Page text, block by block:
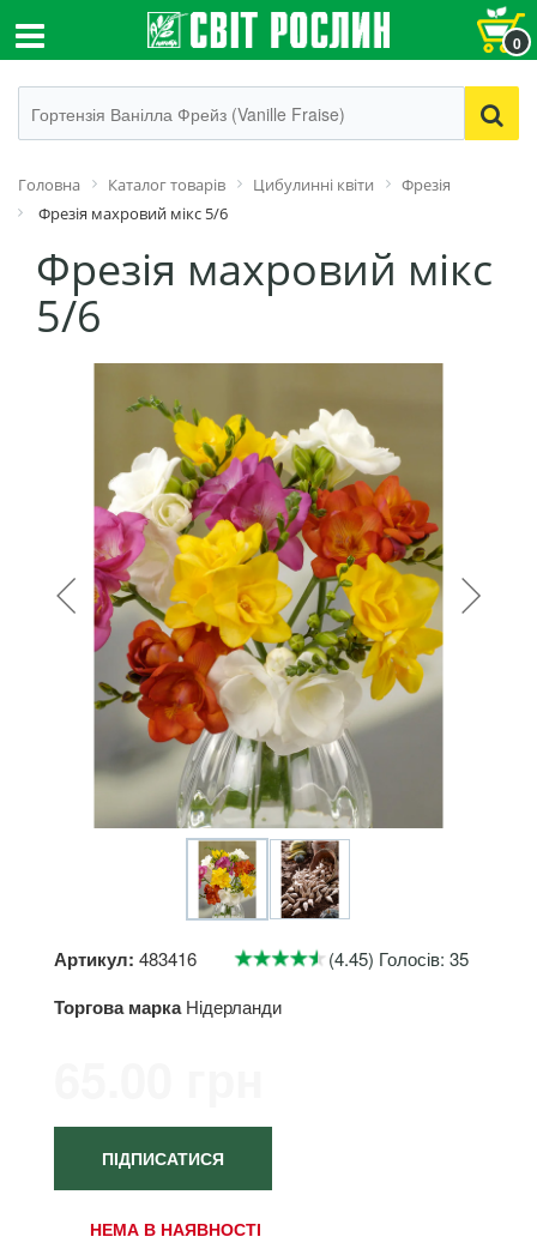
0
Головна Каталог товарів Цибулинні квіти
Фрезія
Фрезія махровий мікс 5/6
Фрезія махровий мікс
5/6
Артикул: 483416 (4.45) Голосів: 35
Торгова марка Нідерланди
ПІДПИСАТИСЯ
НЕМА В НАЯВНОСТІ